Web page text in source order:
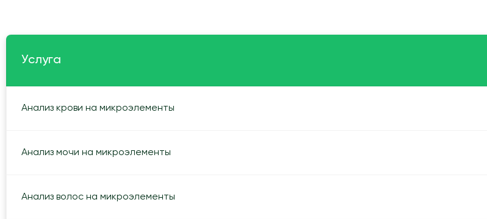
Услуга
Анализ крови на микроэлементы
Анализ мочи на микроэлементы
Анализ волос на микроэлементы